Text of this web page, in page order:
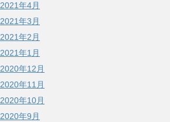
2021年4月
2021年3月
2021年2月
2021年1月
2020年12月
2020年11月
2020年10月
2020年9月